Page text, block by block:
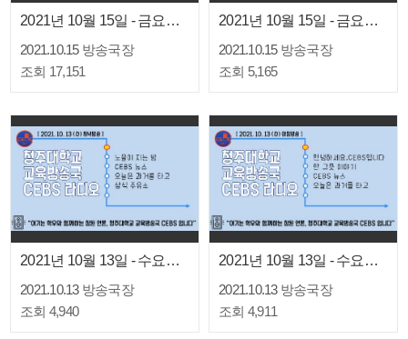
2021년 10월 15일 - 금요일 저녁방송
2021.10.15 방송국장
조회 17,151
2021년 10월 15일 - 금요일 아침방송
2021.10.15 방송국장
조회 5,165
2021년 10월 13일 - 수요일 저녁방송
2021.10.13 방송국장
조회 4,940
2021년 10월 13일 - 수요일 아침방송
2021.10.13 방송국장
조회 4,911